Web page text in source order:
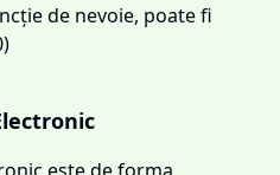
de nevoie, poate fi